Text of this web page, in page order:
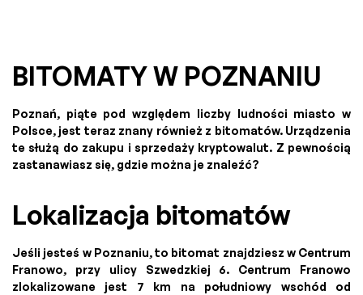
BITOMATY W POZNANIU
Poznań, piąte pod względem liczby ludności miasto w
Polsce, jest teraz znany również z bitomatów. Urządzenia
te służą do zakupu i sprzedaży kryptowalut. Z pewnością
zastanawiasz się, gdzie można je znaleźć?
Lokalizacja bitomatów
Jeśli jesteś w Poznaniu, to bitomat znajdziesz w Centrum
Franowo, przy ulicy Szwedzkiej 6. Centrum Franowo
zlokalizowane jest 7 km na południowy wschód od